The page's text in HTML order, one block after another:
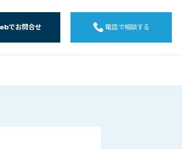
でお問合せ 電話で相談する